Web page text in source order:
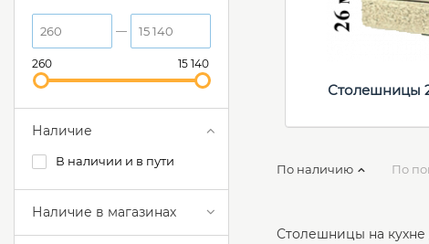
Столешницы
По наличию По
Столешницы на
260 15 140
Наличие
В наличии и в пути
Наличие в магазинах